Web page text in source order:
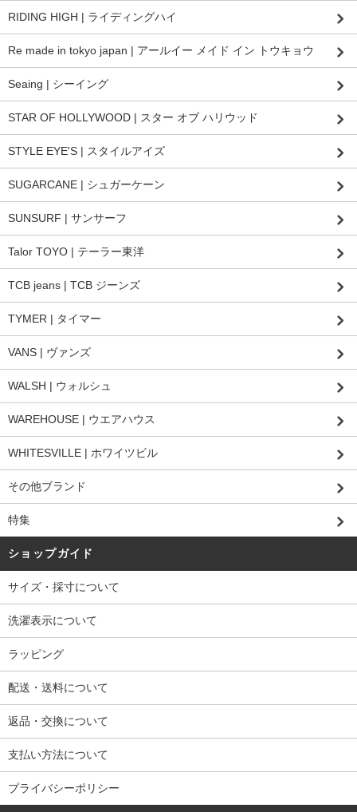
RIDING HIGH | ライディングハイ
Re made in tokyo japan | アールイー メイド イン トウキョウ
Seaing | シーイング
STAR OF HOLLYWOOD | スター オブ ハリウッド
STYLE EYE'S | スタイルアイズ
SUGARCANE | シュガーケーン
SUNSURF | サンサーフ
Talor TOYO | テーラー東洋
TCB jeans | TCB ジーンズ
TYMER | タイマー
VANS | ヴァンズ
WALSH | ウォルシュ
WAREHOUSE | ウエアハウス
WHITESVILLE | ホワイツビル
その他ブランド
特集
ショップガイド
サイズ・採寸について
洗濯表示について
ラッピング
配送・送料について
返品・交換について
支払い方法について
プライバシーポリシー